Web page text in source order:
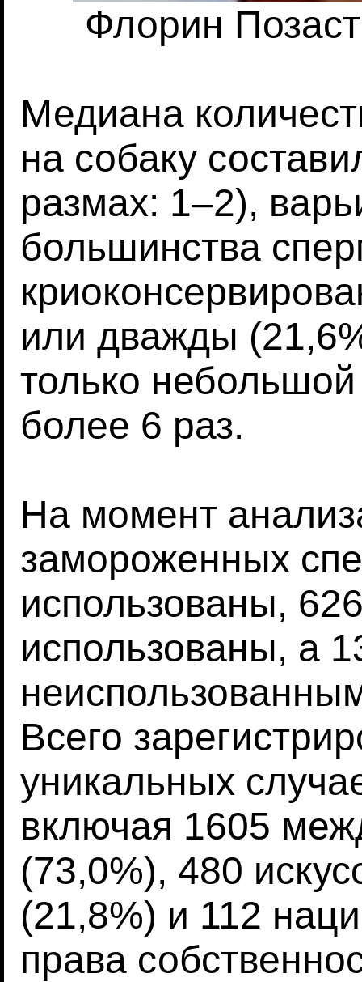
Флорин
Медиана
на собаку
размах: 1–2),
большинства
или дважды
только
более 6 раз.
На момент
замороженных
использованы,
использованы, а
Всего
уникальных
включая 1605
(73,0%), 480
(21,8%) и 112
права